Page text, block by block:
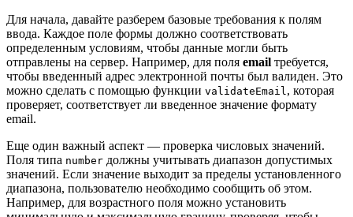
Для начала, давайте разберем базовые требования к полям
ввода. Каждое поле формы должно соответствовать
определенным условиям, чтобы данные могли быть
отправлены на сервер. Например, для поля email требуется,
чтобы введенный адрес электронной почты был валиден. Это
можно сделать с помощью функции validateEmail , которая
проверяет, соответствует ли введенное значение формату
email.
Еще один важный аспект — проверка числовых значений.
Поля типа number должны учитывать диапазон допустимых
значений. Если значение выходит за пределы установленного
диапазона, пользователю необходимо сообщить об этом.
Например, для возрастного поля можно установить